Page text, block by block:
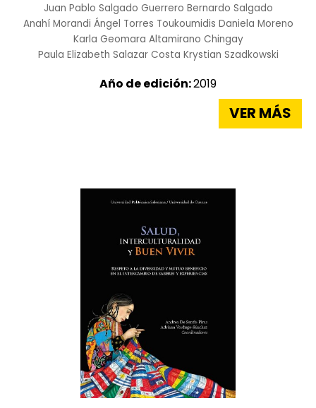
Juan Pablo Salgado Guerrero Bernardo Salgado
Anahí Morandi Ángel Torres Toukoumidis Daniela Moreno
Karla Geomara Altamirano Chingay
Paula Elizabeth Salazar Costa Krystian Szadkowski
Año de edición:2019
VER MÁS